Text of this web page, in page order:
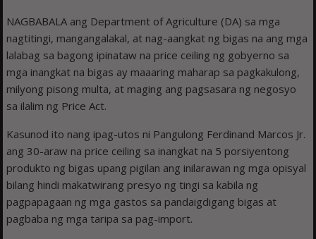
NAGBABALA ang Department of Agriculture (DA) sa mga
nagtitingi, mangangalakal, at nag-aangkat ng bigas na ang mga
lalabag sa bagong ipinataw na price ceiling ng gobyerno sa
mga inangkat na bigas ay maaaring maharap sa pagkakulong,
milyong pisong multa, at maging ang pagsasara ng negosyo
sa ilalim ng Price Act.
Kasunod ito nang ipag-utos ni Pangulong Ferdinand Marcos Jr.
ang 30-araw na price ceiling sa inangkat na 5 porsiyentong
produkto ng bigas upang pigilan ang inilarawan ng mga opisyal
bilang hindi makatwirang presyo ng tingi sa kabila ng
pagpapagaan ng mga gastos sa pandaigdigang bigas at
pagbaba ng mga taripa sa pag-import.